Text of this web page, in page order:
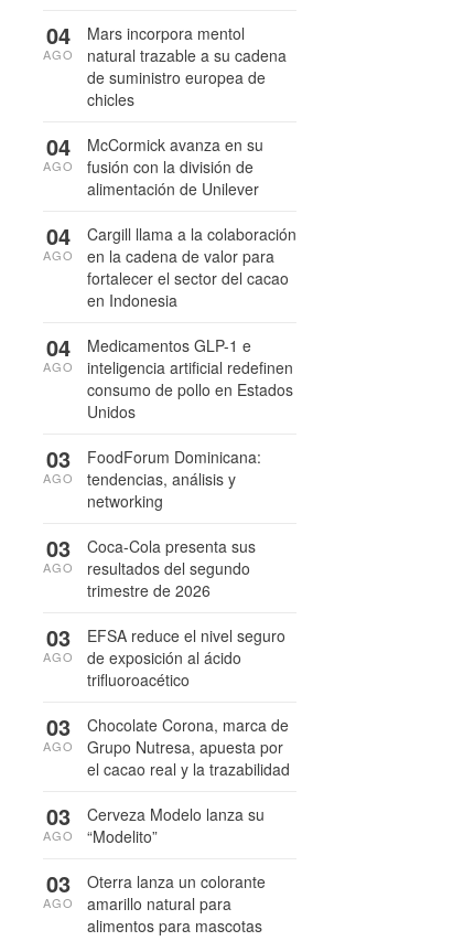
Mars incorpora mentol
natural trazable a su cadena
de suministro europea de
chicles
04
AGO
McCormick avanza en su
fusión con la división de
alimentación de Unilever
04
AGO
Cargill llama a la colaboración
en la cadena de valor para
fortalecer el sector del cacao
en Indonesia
04
AGO
Medicamentos GLP-1 e
inteligencia artificial redefinen
consumo de pollo en Estados
Unidos
04
AGO
FoodForum Dominicana:
tendencias, análisis y
networking
03
AGO
Coca-Cola presenta sus
resultados del segundo
trimestre de 2026
03
AGO
EFSA reduce el nivel seguro
de exposición al ácido
trifluoroacético
03
AGO
Chocolate Corona, marca de
Grupo Nutresa, apuesta por
el cacao real y la trazabilidad
03
AGO
Cerveza Modelo lanza su
“Modelito”
03
AGO
Oterra lanza un colorante
amarillo natural para
alimentos para mascotas
03
AGO